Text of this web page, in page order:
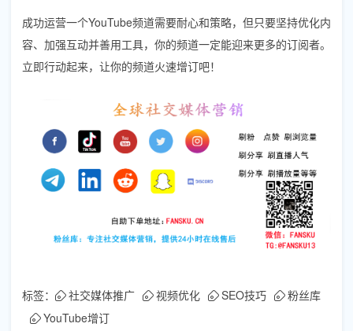
成功运营一个YouTube频道需要耐心和策略，但只要坚持优化内
容、加强互动并善用工具，你的频道一定能迎来更多的订阅者。
立即行动起来，让你的频道火速增订吧！
标签： 社交媒体推广 视频优化 SEO技巧
粉丝库
YouTube增订